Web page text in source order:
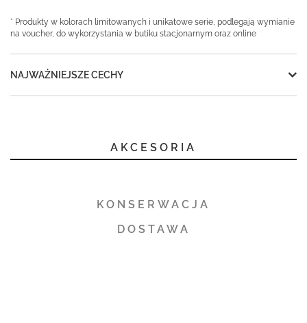
* Produkty w kolorach limitowanych i unikatowe serie, podlegają wymianie
na voucher, do wykorzystania w butiku stacjonarnym oraz online
NAJWAŻNIEJSZE CECHY
AKCESORIA
KONSERWACJA
DOSTAWA